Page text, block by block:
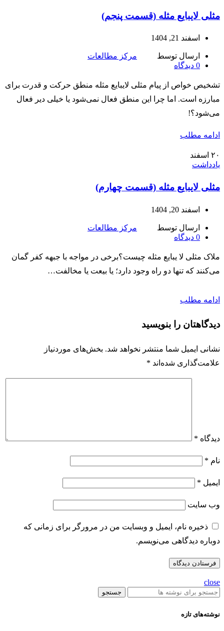
مثلی لایبایع مثله (قسمت پنجم)
اسفند 21, 1404
ارسال توسط
مرکز مطالعات
0 دیدگاه
تشخیص خواص از پیام مثلی لایبایع مثله منطق حرکت و قدرت برای
مبارزه است. اما چرا این منطق فعال نمی‌شود یا خیلی دیر فعال
می‌شود؟!
ادامه مطلب
۲۰ اسفند
یادداشت
مثلی لایبایع مثله (قسمت چهارم)
اسفند 20, 1404
ارسال توسط
مرکز مطالعات
0 دیدگاه
ملاک مثلی لا یبایع مثله چیست؟برخی در مواجه با جبهه کفر گمان
می‌کنند که تنها دو راه وجود دارد؛ یا بیعت یا مخالفت…
ادامه مطلب
دیدگاهتان را بنویسید
نشانی ایمیل شما منتشر نخواهد شد. بخش‌های موردنیاز
علامت‌گذاری شده‌اند *
دیدگاه *
نام *
ایمیل *
وب‌ سایت
ذخیره نام، ایمیل و وبسایت من در مرورگر برای زمانی که
دوباره دیدگاهی می‌نویسم.
close
جستجو
نوشته‌های تازه